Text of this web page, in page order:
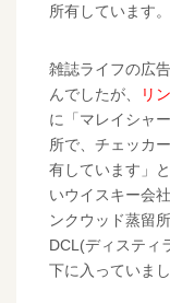
所有しています。
雑誌ライフの広
んでしたが、
リ
に「マレイシャ
所で、チェッカ
有しています」
いウイスキー会
ンクウッド蒸留
DCL(ディスティ
下に入っていまし